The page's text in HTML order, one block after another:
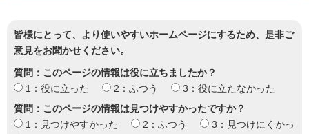
皆様にとって、より使いやすいホームページにするため、是非ご
意見をお聞かせください。
質問：このページの情報は役に立ちましたか？
1：役に立った
2：ふつう
3：役に立たなかった
質問：このページの情報は見つけやすかったですか？
1：見つけやすかった
2：ふつう
3：見つけにくかっ